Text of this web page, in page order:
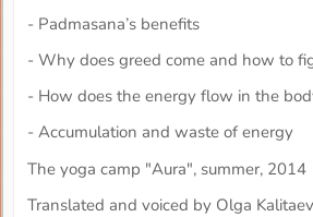
- Padmasana’s benefits
- Why does greed come and how to
- How does the energy flow in the
- Accumulation and waste of energy
The yoga camp "Aura", summer, 2014
Translated and voiced by Olga